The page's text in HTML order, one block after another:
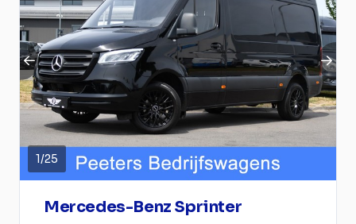
1/25
Mercedes-Benz Sprinter